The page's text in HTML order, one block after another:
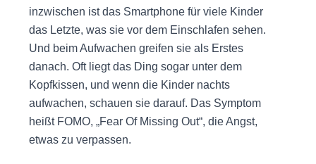
inzwischen ist das Smartphone für viele Kinder
das Letzte, was sie vor dem Einschlafen sehen.
Und beim Aufwachen greifen sie als Erstes
danach. Oft liegt das Ding sogar unter dem
Kopfkissen, und wenn die Kinder nachts
aufwachen, schauen sie darauf. Das Symptom
heißt FOMO, „Fear Of Missing Out“, die Angst,
etwas zu verpassen.